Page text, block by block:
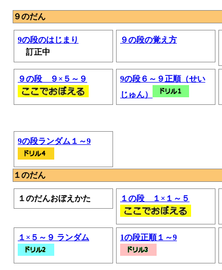
９のだん
9の段のはじまり
訂正中
９の段の覚え方
９の段 ９×５～９
9の段６～９正順（せい
じゅん）
9の段ランダム１～9
１のだん
１のだんおぼえかた １の段 １×１～５
１×５～９ ランダム 1の段正順１～9